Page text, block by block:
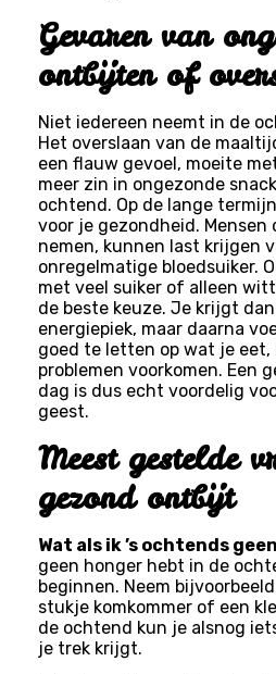
Gevaren van
ontbijten of
Niet iedereen neemt in de
Het overslaan van de
een flauw gevoel, moeite
meer zin in ongezonde
ochtend. Op de lange
voor je gezondheid.
nemen, kunnen last krijgen
onregelmatige bloedsuiker.
met veel suiker of alleen
de beste keuze. Je krijgt
energiepiek, maar daarna
goed te letten op wat je eet,
problemen voorkomen. Een
dag is dus echt voordelig
geest.
Meest gestelde
gezond ontbijt
Wat als ik ’s ochtends
geen honger hebt in de
beginnen. Neem
stukje komkommer of een
de ochtend kun je alsnog
je trek krijgt.